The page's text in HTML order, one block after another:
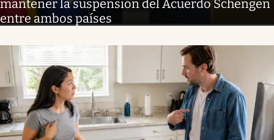
mantener la suspensión del Acuerdo Schengen
entre ambos países